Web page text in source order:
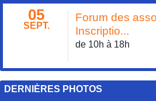
05
SEPT.
Forum des
Inscriptio...
de 10h à 18h
DERNIÈRES PHOTOS